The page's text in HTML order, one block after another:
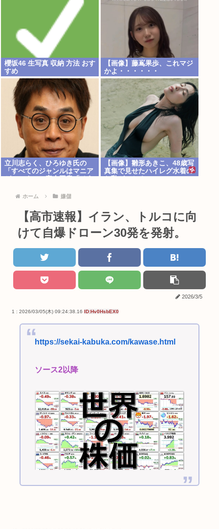
櫻坂46 生写真 収納 方法 おす
すめ
【画像】藤嶌果歩、これマジ
かよ・・・・・・
立川志らく、ひろゆき氏の
「すべてのジャンルはマニア
【画像】雛形あきこ、48歳写
真集で見せたハイレグ水着の
ホーム 嫌儲
【高市速報】イラン、トルコに向
けて自爆ドローン30発を発射。
2026/3/5
1 : 2026/03/05(木) 09:24:38.16 ID:Hv0HsbEX0
https://sekai-kabuka.com/kawase.html
ソース2以降